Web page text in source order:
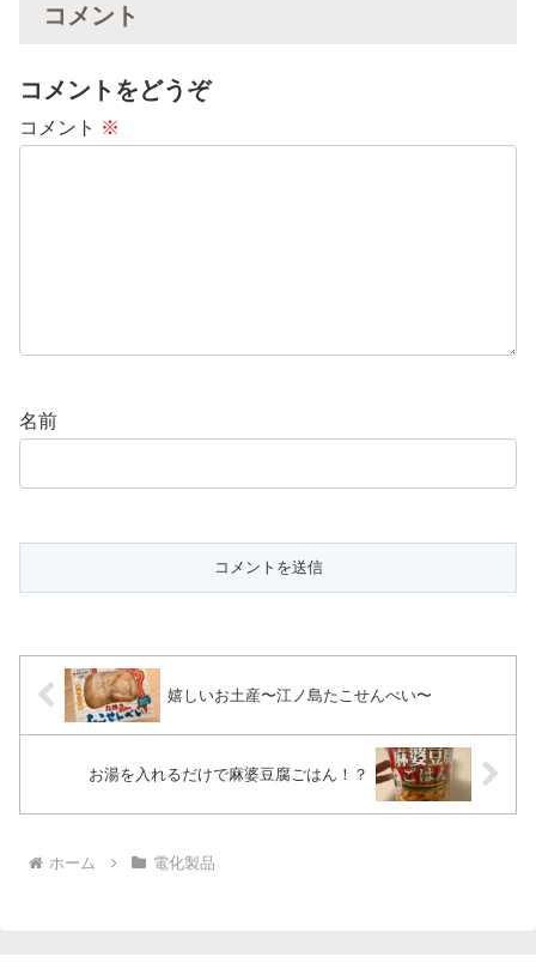
コメント
コメントをどうぞ
コメント ※
名前
嬉しいお土産〜江ノ島たこせんべい〜
お湯を入れるだけで麻婆豆腐ごはん！？
ホーム 電化製品